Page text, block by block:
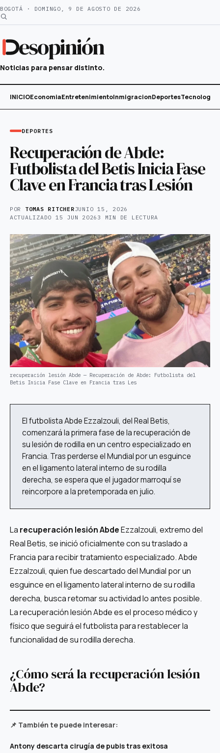
Saltar
al
BOGOTÁ · DOMINGO, 9 DE AGOSTO DE 2026
esopinión
Noticias para pensar distinto.
INICIOEconomiaEntretenimientoInmigracionDeportesTecnología
DEPORTES
Recuperación de Abde:
Futbolista del Betis Inicia Fase
Clave en Francia tras Lesión
POR TOMAS RITCHERJUNIO 15, 2026
ACTUALIZADO 15 JUN 2026 3 MIN DE LECTURA
recuperación lesión Abde — Recuperación de Abde: Futbolista del
Betis Inicia Fase Clave en Francia tras Les
El futbolista Abde Ezzalzouli, del Real Betis,
comenzará la primera fase de la recuperación de
su lesión de rodilla en un centro especializado en
Francia. Tras perderse el Mundial por un esguince
en el ligamento lateral interno de su rodilla
derecha, se espera que el jugador marroquí se
reincorpore a la pretemporada en julio.
La recuperación lesión AbdeEzzalzouli, extremo del
Real Betis, se inició oficialmente con su traslado a
Francia para recibir tratamiento especializado. Abde
Ezzalzouli, quien fue descartado del Mundial por un
esguince en el ligamento lateral interno de su rodilla
derecha, busca retomar su actividad lo antes posible.
La recuperación lesión Abde es el proceso médico y
físico que seguirá el futbolista para restablecer la
funcionalidad de su rodilla derecha.
¿Cómo será la recuperación lesión
Abde?
📌 También te puede interesar:
Antony descarta cirugía de pubis tras exitosa